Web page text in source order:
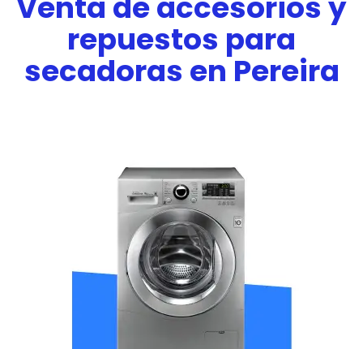
repuestos para
secadoras en Pereira